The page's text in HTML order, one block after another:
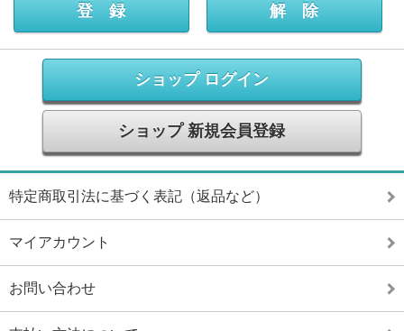
ショップ ログイン
ショップ 新規会員登録
特定商取引法に基づく表記（返品など）
マイアカウント
お問い合わせ